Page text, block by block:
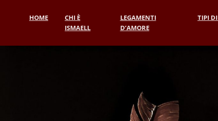
HOME
CHI È
ISMAELL
LEGAMENTI
D’AMORE
TIPI